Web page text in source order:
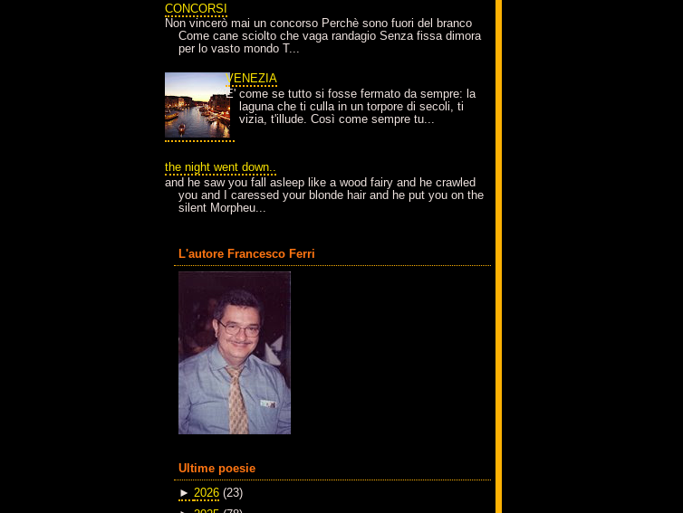
CONCORSI
Non vincerò mai un concorso Perchè sono fuori del branco
Come cane sciolto che vaga randagio Senza fissa dimora
per lo vasto mondo T...
VENEZIA
E' come se tutto si fosse fermato da sempre: la
laguna che ti culla in un torpore di secoli, ti
vizia, t'illude. Così come sempre tu...
the night went down..
and he saw you fall asleep like a wood fairy and he crawled
you and I caressed your blonde hair and he put you on the
silent Morpheu...
L'autore Francesco Ferri
Ultime poesie
► 2026 (23)